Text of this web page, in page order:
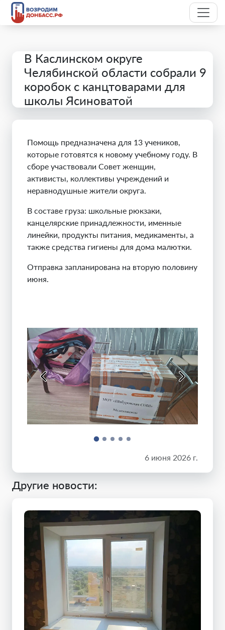
В Каслинском округе
Челябинской области собрали 9
коробок с канцтоварами для
школы Ясиноватой
Помощь предназначена для 13 учеников,
которые готовятся к новому учебному году. В
сборе участвовали Совет женщин,
активисты, коллективы учреждений и
неравнодушные жители округа.
В составе груза: школьные рюкзаки,
канцелярские принадлежности, именные
линейки, продукты питания, медикаменты, а
также средства гигиены для дома малютки.
Отправка запланирована на вторую половину
июня.
6 июня 2026 г.
Другие новости: